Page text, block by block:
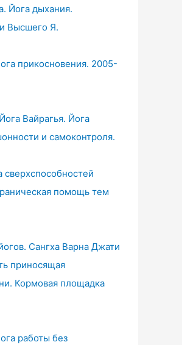
Йога дыхания.
Высшего Я.
прикосновения. 2005-
Вайрагья. Йога
и самоконтроля.
сверхспособностей
помощь тем
Сангха Варна Джати
приносящая
Кормовая площадка
работы без